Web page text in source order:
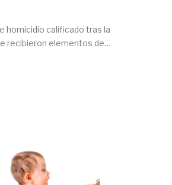
homicidio calificado tras la
recibieron elementos de…